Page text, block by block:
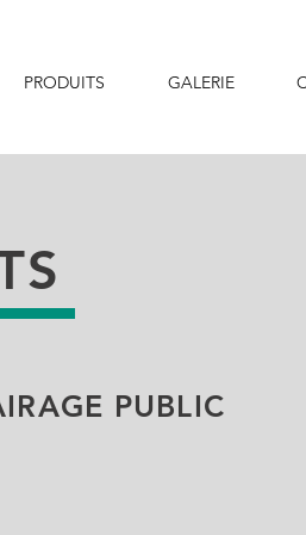
PRODUITS GALERIE
PUBLIC